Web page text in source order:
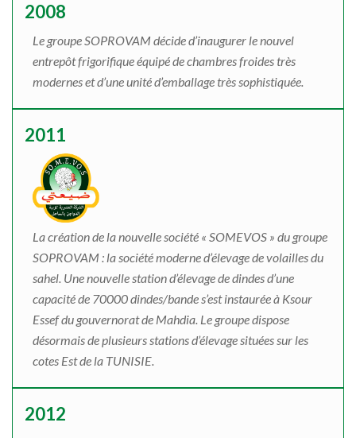
2008
Le groupe SOPROVAM décide d’inaugurer le nouvel
entrepôt frigorifique équipé de chambres froides très
modernes et d’une unité d’emballage très sophistiquée.
2011
La création de la nouvelle société « SOMEVOS » du groupe
SOPROVAM : la société moderne d’élevage de volailles du
sahel. Une nouvelle station d’élevage de dindes d’une
capacité de 70000 dindes/bande s’est instaurée à Ksour
Essef du gouvernorat de Mahdia. Le groupe dispose
désormais de plusieurs stations d’élevage situées sur les
cotes Est de la TUNISIE.
2012